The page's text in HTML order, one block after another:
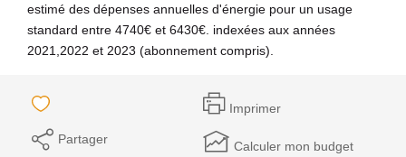
estimé des dépenses annuelles d'énergie pour un usage
standard entre 4740€ et 6430€. indexées aux années
2021,2022 et 2023 (abonnement compris).
Imprimer
Partager Calculer mon budget